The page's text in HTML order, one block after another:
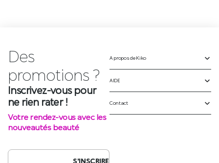
Des
Inscrivez-vous pour
ne rien rater !
Votre rendez-vous avec les
nouveautés beauté
A propos de Kiko
AIDE
Contact
SUIVEZ-NOUS SUR